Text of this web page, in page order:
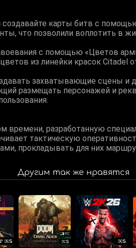
карты битв с
что позволили воплотить в
с помощью «Цветов
из линейки красок Citadel
захватывающие сцены и
размещать персонажей и
времени, разработанную
тактическую
прокладывать для них
Другим так же нравятся